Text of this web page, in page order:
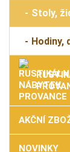
Stoly,
Hodiny,
AKČNÍ
NOVINKY